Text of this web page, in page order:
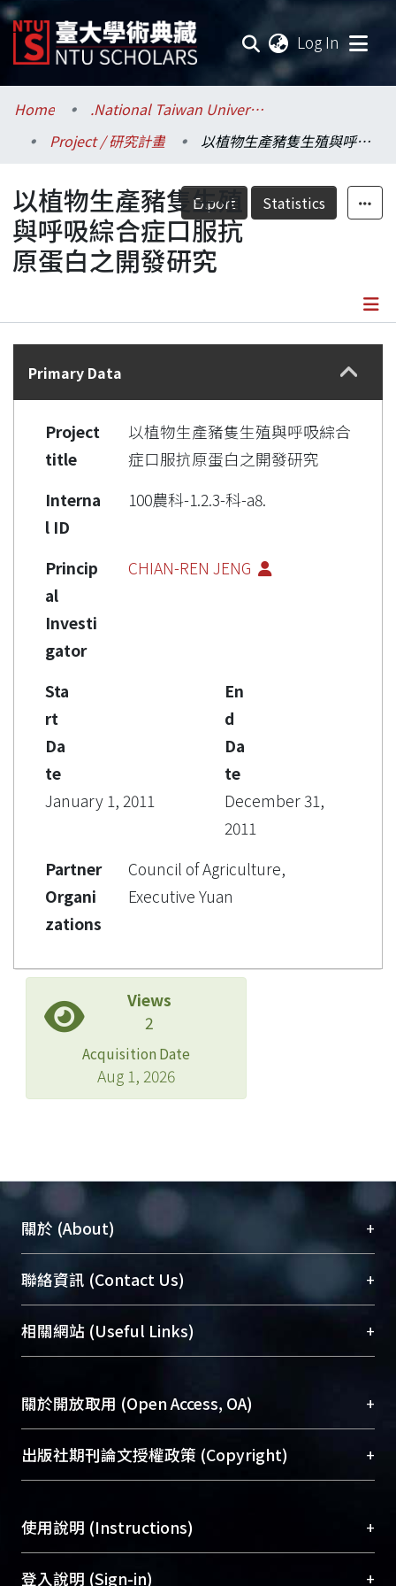
Log In
Communities & Collections
Research Outputs
Fundings & Projects
Researchers
Statistics
Home
.National Taiwan University / 國立臺灣大學
Project / 研究計畫
以植物生產豬隻生殖與呼吸綜合症口服抗原蛋白之開發研究
Export Statistics
以植物生產豬隻生殖
與呼吸綜合症口服抗
原蛋白之開發研究
Details
Primary Data
Project
title
以植物生產豬隻生殖與呼吸綜合
症口服抗原蛋白之開發研究
Interna
l ID
100農科-1.2.3-科-a8.
Princip
al
Investi
gator
CHIAN-REN JENG
Sta
rt
Da
te
January 1, 2011
En
d
Da
te
December 31,
2011
Partner
Organi
zations
Council of Agriculture,
Executive Yuan
Views
2
Acquisition Date
Aug 1, 2026
關於 (About) +
臺大位居世界頂尖大學之列，為永久珍藏及向國際
展現本校豐碩的研究成果及學術能量，圖書館整合
機構典藏（NTUR）與學術庫（AH）不同功能平
台，成為臺大學術典藏NTU scholars。期能整合研
成果。
To permanently archive and promote researcher
profiles and scholarly works, Library integrates the
services of “NTU Repository” with “Academic
聯絡資訊 (Contact Us) +
總館學科館員(Main Library)
醫學圖書館學科館員(Medical Library)
Sciences Library)
相關網站 (Useful Links) +
關於開放取用 (Open Access, OA) +
開放取用是從使用者角度提升資訊取用性的社會運
動，應用在學術研究上是透過將研究著作公開供使
用逐年攀升。同時可加速研究發展、提升研究影響
Archive）平台。 （點選深入了解OA）
出版社期刊論文授權政策 (Copyright) +
含部分內容的版權非匯入者所有，或由第三方贊
助與合作完成，請確認該版權所有者及第三方同
意提供此授權。
使用說明 (Instructions) +
網站簡介(Quickstart Guide)
登入說明 (Sign-in) +